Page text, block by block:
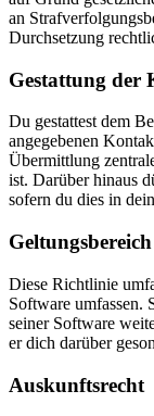
an
Durchsetzung
Gestattung der
Du gestattest dem
angegebenen
Übermittlung
ist. Darüber hinaus
sofern du dies in
Diese Richtlinie
Software umfassen.
seiner Software
er dich darüber
Auskunftsrecht